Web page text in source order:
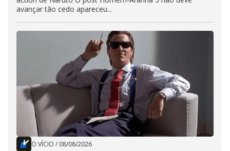
avançar tão cedo apareceu...
O VÍCIO / 08/08/2026